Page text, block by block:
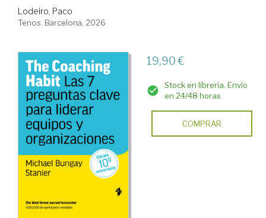
Lodeiro, Paco
Tenos. Barcelona, 2026
19,90 €
Stock en librería. Envío
en 24/48 horas
COMPRAR